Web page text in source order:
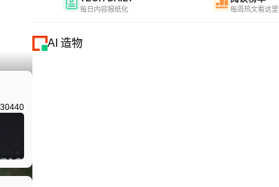
每日内容报纸化 每周热文看这里
AI 造物
30440